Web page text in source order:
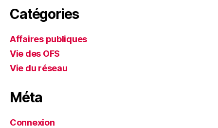
Catégories
Affaires publiques
Vie des OFS
Vie du réseau
Méta
Connexion